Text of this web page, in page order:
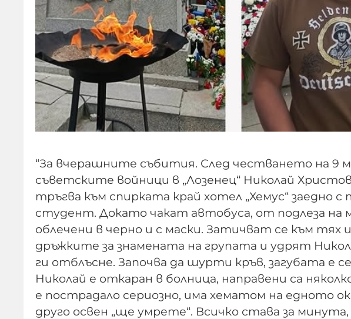
“За вчерашните събития. След честването на 9
съветските войници в „Лозенец“ Николай
тръгва към спирката край хотел „Хемус“ заедно
студент. Докато чакат автобуса, от подлеза на
облечени в черно и с маски. Затичват се към тях
дръжките за знамената на групата и удрят
ги отблъсне. Започва да шурти кръв, загубата е
Николай е откаран в болница, направени са
е пострадало сериозно, има хематом на едното
друго освен „ще умрете“. Всичко става за